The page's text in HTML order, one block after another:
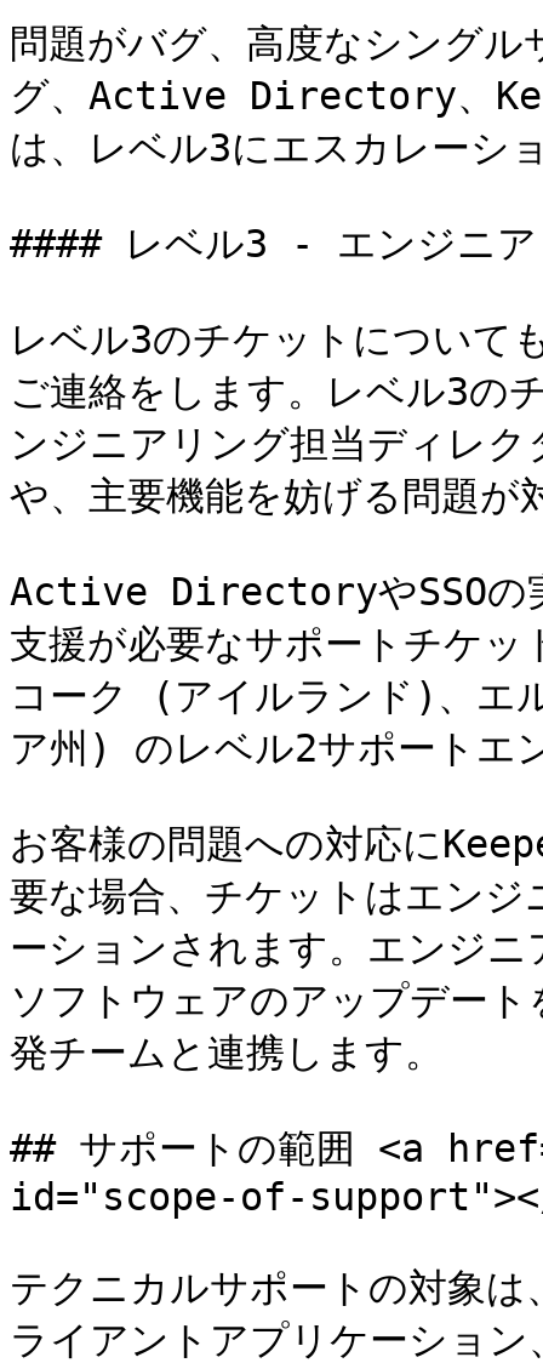
問題がバグ、高度なシング
グ、Active Directory、
は、レベル3にエスカレーシ
#### レベル3 - エンジニア
レベル3のチケットについて
ご連絡をします。レベル3
ンジニアリング担当ディレ
や、主要機能を妨げる問題が
Active DirectoryやSSOの
支援が必要なサポートチケ
コーク (アイルランド)、エ
ア州) のレベル2サポートエ
お客様の問題への対応に
要な場合、チケットはエン
ーションされます。エンジ
ソフトウェアのアップデー
発チームと連携します。
## サポートの範囲 <a
id="scope-of-
テクニカルサポートの対象
ライアントアプリケーショ